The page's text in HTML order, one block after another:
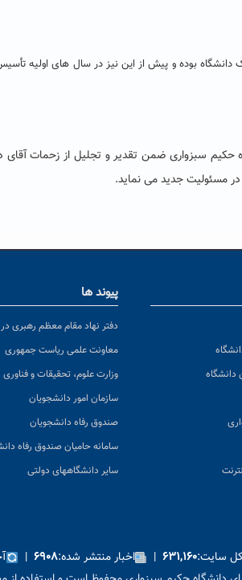
بوده و پیش از این نیز در سال های اولیه
حکیم سبزواری ضمن تقدیر و تجلیل از زحمات
در مسئولیت جدید می نماید.
دانشگاه
پیوند ها
دفتر نهاد مقام معظم رهبری
معاونت علمی ریاست جمهوری
وزارت علوم، تحقیقات و فناوری
سازمان امور دانشجویان
صندوق رفاه دانشجویان
سامانه حامیان صندوق رفاه
سایر دانشگاههای دولتی
سایت:۶۳۱,۱۶۰ | اخبار منتشر شده:۶۹۰۸ |